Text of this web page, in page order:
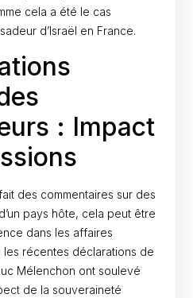
cela a été le cas
d’Israël en France.
: Impact
des commentaires sur des
pays hôte, cela peut être
dans les affaires
les récentes déclarations de
Mélenchon ont soulevé
de la souveraineté